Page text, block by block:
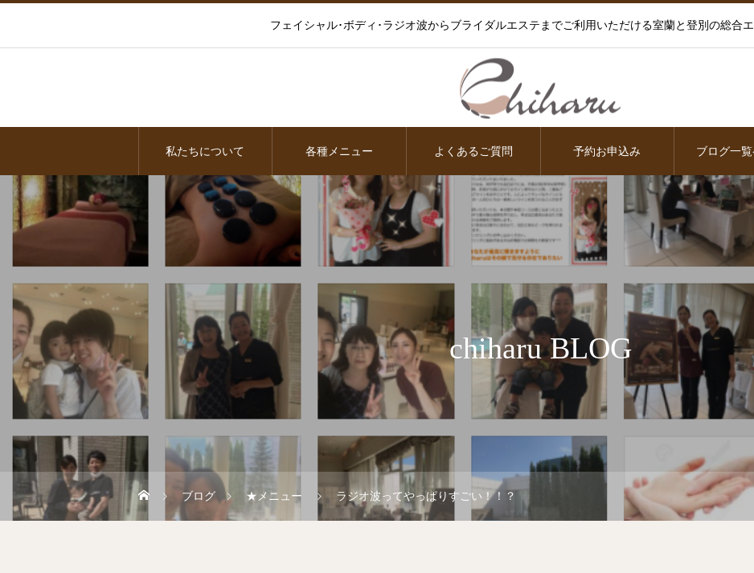
フェイシャル･ボディ･ラジオ波からブライダルエステまでご利用いただける室蘭と登別の総合
私たちについて 各種メニュー よくあるご質問 予約お申込み ブログ一
chiharu BLOG
ブログ ★メニュー ラジオ波ってやっぱりすごい！！？